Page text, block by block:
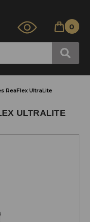
0
ReaFlex UltraLite
ULTRALITE